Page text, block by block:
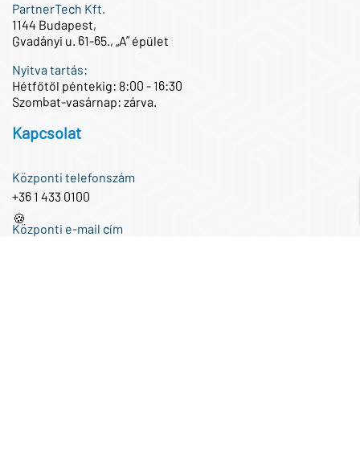
PartnerTech Kft.
1144 Budapest,
Gvadányi u. 61-65., „A” épület
Nyitva tartás:
Hétfőtől péntekig: 8:00 - 16:30
Szombat-vasárnap: zárva.
Kapcsolat
Központi telefonszám
+36 1 433 0100
Központi e-mail cím
🍪